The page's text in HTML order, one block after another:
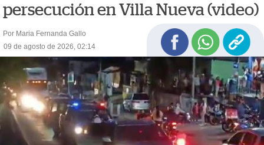
persecución en Villa Nueva (video)
Por Maria Fernanda Gallo
09 de agosto de 2026, 02:14